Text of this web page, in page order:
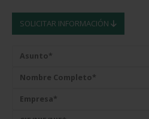
SOLICITAR INFORMACIÓN